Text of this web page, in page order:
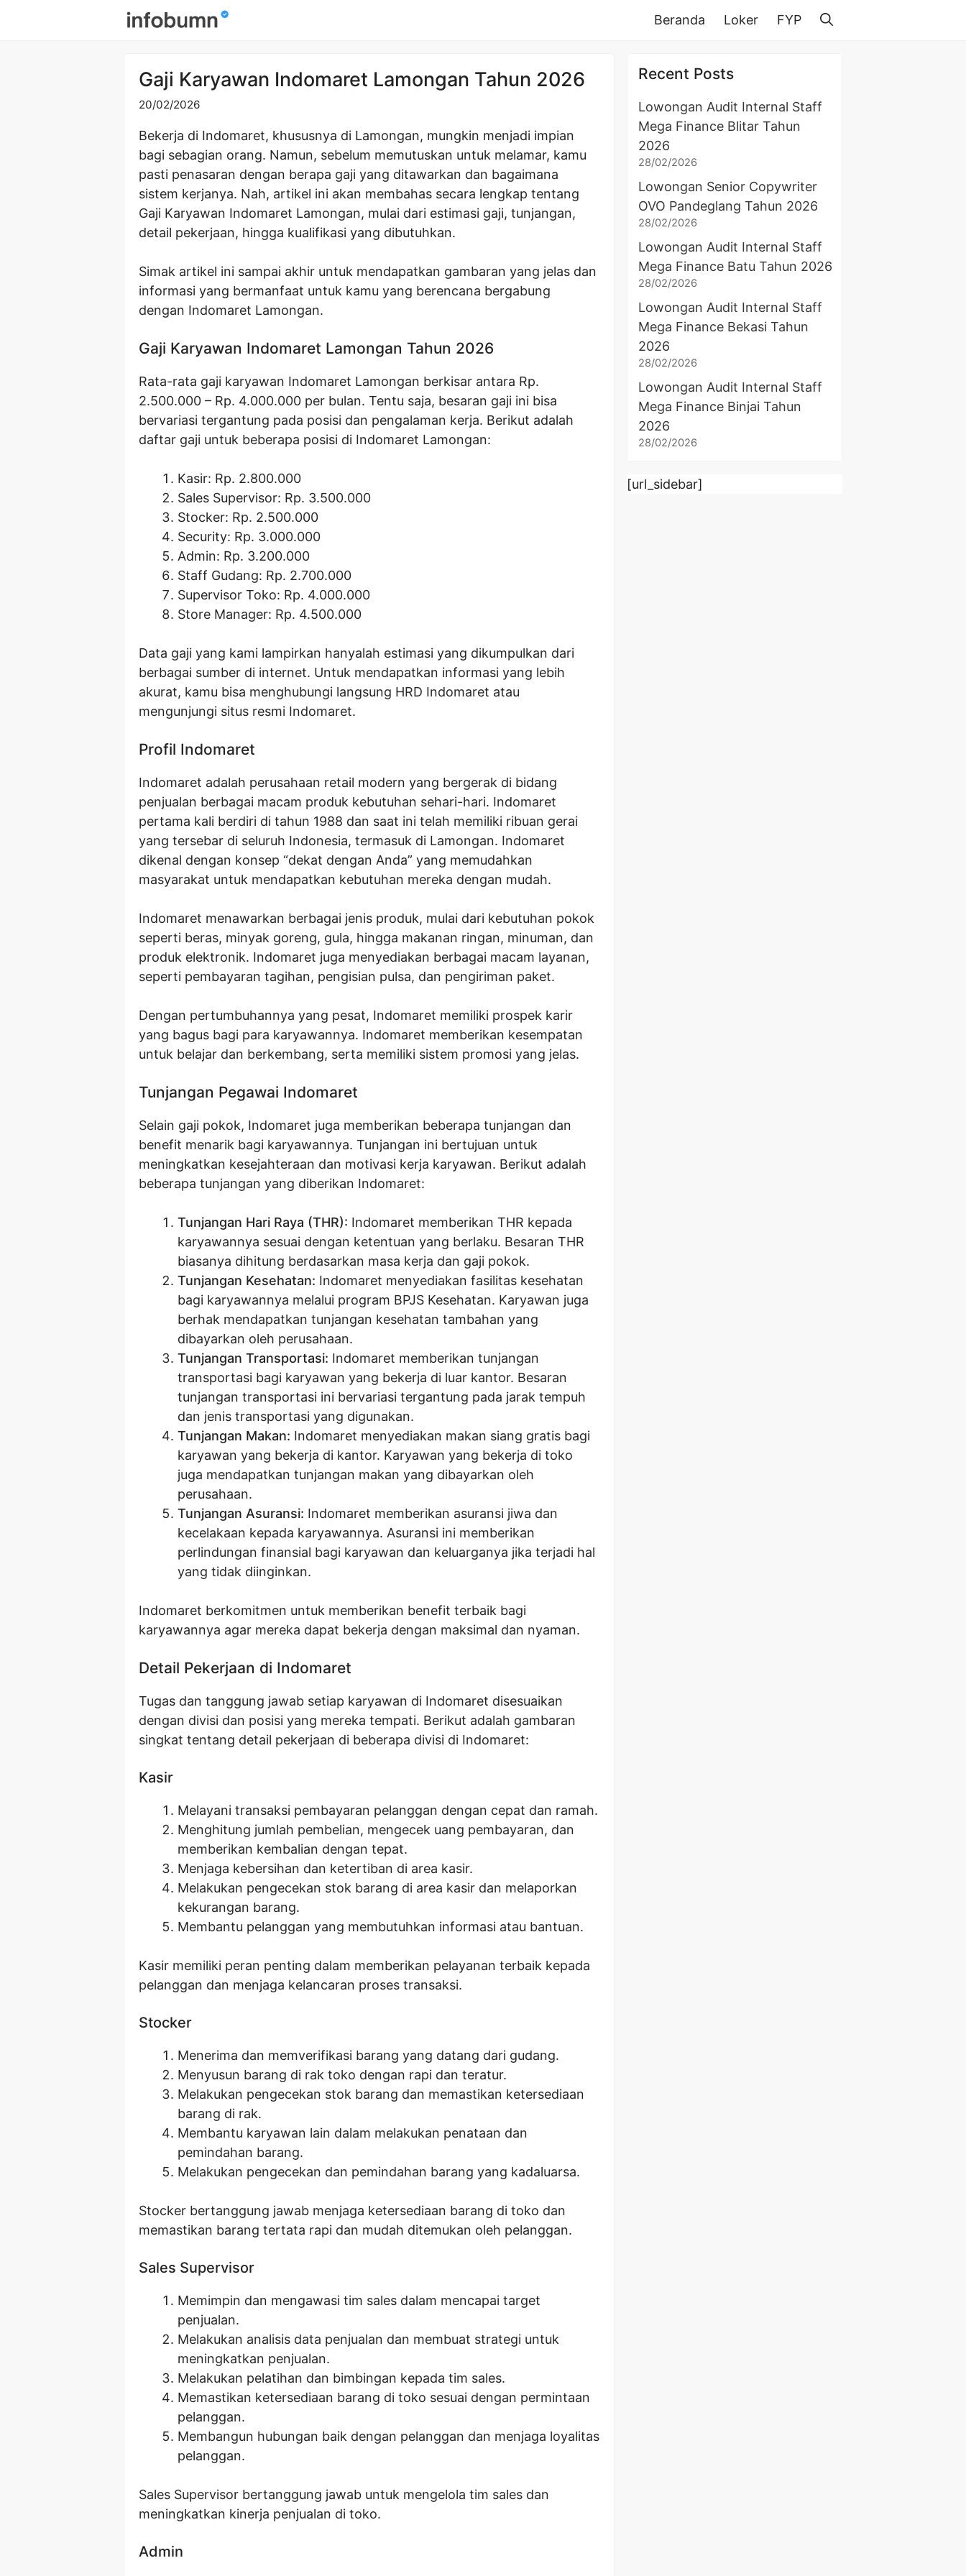
Beranda Loker FYP
Gaji Karyawan Indomaret Lamongan Tahun 2026
20/02/2026
Bekerja di Indomaret, khususnya di Lamongan, mungkin menjadi impian
bagi sebagian orang. Namun, sebelum memutuskan untuk melamar, kamu
pasti penasaran dengan berapa gaji yang ditawarkan dan bagaimana
sistem kerjanya. Nah, artikel ini akan membahas secara lengkap tentang
Gaji Karyawan Indomaret Lamongan, mulai dari estimasi gaji, tunjangan,
detail pekerjaan, hingga kualifikasi yang dibutuhkan.
Simak artikel ini sampai akhir untuk mendapatkan gambaran yang jelas dan
informasi yang bermanfaat untuk kamu yang berencana bergabung
dengan Indomaret Lamongan.
Gaji Karyawan Indomaret Lamongan Tahun 2026
Rata-rata gaji karyawan Indomaret Lamongan berkisar antara Rp.
2.500.000 – Rp. 4.000.000 per bulan. Tentu saja, besaran gaji ini bisa
bervariasi tergantung pada posisi dan pengalaman kerja. Berikut adalah
daftar gaji untuk beberapa posisi di Indomaret Lamongan:
Kasir: Rp. 2.800.000
Sales Supervisor: Rp. 3.500.000
Stocker: Rp. 2.500.000
Security: Rp. 3.000.000
Admin: Rp. 3.200.000
Staff Gudang: Rp. 2.700.000
Supervisor Toko: Rp. 4.000.000
Store Manager: Rp. 4.500.000
Data gaji yang kami lampirkan hanyalah estimasi yang dikumpulkan dari
berbagai sumber di internet. Untuk mendapatkan informasi yang lebih
akurat, kamu bisa menghubungi langsung HRD Indomaret atau
mengunjungi situs resmi Indomaret.
Profil Indomaret
Indomaret adalah perusahaan retail modern yang bergerak di bidang
penjualan berbagai macam produk kebutuhan sehari-hari. Indomaret
pertama kali berdiri di tahun 1988 dan saat ini telah memiliki ribuan gerai
yang tersebar di seluruh Indonesia, termasuk di Lamongan. Indomaret
dikenal dengan konsep “dekat dengan Anda” yang memudahkan
masyarakat untuk mendapatkan kebutuhan mereka dengan mudah.
Indomaret menawarkan berbagai jenis produk, mulai dari kebutuhan pokok
seperti beras, minyak goreng, gula, hingga makanan ringan, minuman, dan
produk elektronik. Indomaret juga menyediakan berbagai macam layanan,
seperti pembayaran tagihan, pengisian pulsa, dan pengiriman paket.
Dengan pertumbuhannya yang pesat, Indomaret memiliki prospek karir
yang bagus bagi para karyawannya. Indomaret memberikan kesempatan
untuk belajar dan berkembang, serta memiliki sistem promosi yang jelas.
Tunjangan Pegawai Indomaret
Selain gaji pokok, Indomaret juga memberikan beberapa tunjangan dan
benefit menarik bagi karyawannya. Tunjangan ini bertujuan untuk
meningkatkan kesejahteraan dan motivasi kerja karyawan. Berikut adalah
beberapa tunjangan yang diberikan Indomaret:
Tunjangan Hari Raya (THR): Indomaret memberikan THR kepada
karyawannya sesuai dengan ketentuan yang berlaku. Besaran THR
biasanya dihitung berdasarkan masa kerja dan gaji pokok.
Tunjangan Kesehatan: Indomaret menyediakan fasilitas kesehatan
bagi karyawannya melalui program BPJS Kesehatan. Karyawan juga
berhak mendapatkan tunjangan kesehatan tambahan yang
dibayarkan oleh perusahaan.
Tunjangan Transportasi: Indomaret memberikan tunjangan
transportasi bagi karyawan yang bekerja di luar kantor. Besaran
tunjangan transportasi ini bervariasi tergantung pada jarak tempuh
dan jenis transportasi yang digunakan.
Tunjangan Makan: Indomaret menyediakan makan siang gratis bagi
karyawan yang bekerja di kantor. Karyawan yang bekerja di toko
juga mendapatkan tunjangan makan yang dibayarkan oleh
perusahaan.
Tunjangan Asuransi: Indomaret memberikan asuransi jiwa dan
kecelakaan kepada karyawannya. Asuransi ini memberikan
perlindungan finansial bagi karyawan dan keluarganya jika terjadi hal
yang tidak diinginkan.
Indomaret berkomitmen untuk memberikan benefit terbaik bagi
karyawannya agar mereka dapat bekerja dengan maksimal dan nyaman.
Detail Pekerjaan di Indomaret
Tugas dan tanggung jawab setiap karyawan di Indomaret disesuaikan
dengan divisi dan posisi yang mereka tempati. Berikut adalah gambaran
singkat tentang detail pekerjaan di beberapa divisi di Indomaret:
Kasir
Melayani transaksi pembayaran pelanggan dengan cepat dan ramah.
Menghitung jumlah pembelian, mengecek uang pembayaran, dan
memberikan kembalian dengan tepat.
Menjaga kebersihan dan ketertiban di area kasir.
Melakukan pengecekan stok barang di area kasir dan melaporkan
kekurangan barang.
Membantu pelanggan yang membutuhkan informasi atau bantuan.
Kasir memiliki peran penting dalam memberikan pelayanan terbaik kepada
pelanggan dan menjaga kelancaran proses transaksi.
Stocker
Menerima dan memverifikasi barang yang datang dari gudang.
Menyusun barang di rak toko dengan rapi dan teratur.
Melakukan pengecekan stok barang dan memastikan ketersediaan
barang di rak.
Membantu karyawan lain dalam melakukan penataan dan
pemindahan barang.
Melakukan pengecekan dan pemindahan barang yang kadaluarsa.
Stocker bertanggung jawab menjaga ketersediaan barang di toko dan
memastikan barang tertata rapi dan mudah ditemukan oleh pelanggan.
Sales Supervisor
Memimpin dan mengawasi tim sales dalam mencapai target
penjualan.
Melakukan analisis data penjualan dan membuat strategi untuk
meningkatkan penjualan.
Melakukan pelatihan dan bimbingan kepada tim sales.
Memastikan ketersediaan barang di toko sesuai dengan permintaan
pelanggan.
Membangun hubungan baik dengan pelanggan dan menjaga loyalitas
pelanggan.
Sales Supervisor bertanggung jawab untuk mengelola tim sales dan
meningkatkan kinerja penjualan di toko.
Admin
Recent Posts
Lowongan Audit Internal Staff
Mega Finance Blitar Tahun
2026
28/02/2026
Lowongan Senior Copywriter
OVO Pandeglang Tahun 2026
28/02/2026
Lowongan Audit Internal Staff
Mega Finance Batu Tahun 2026
28/02/2026
Lowongan Audit Internal Staff
Mega Finance Bekasi Tahun
2026
28/02/2026
Lowongan Audit Internal Staff
Mega Finance Binjai Tahun
2026
28/02/2026
[url_sidebar]